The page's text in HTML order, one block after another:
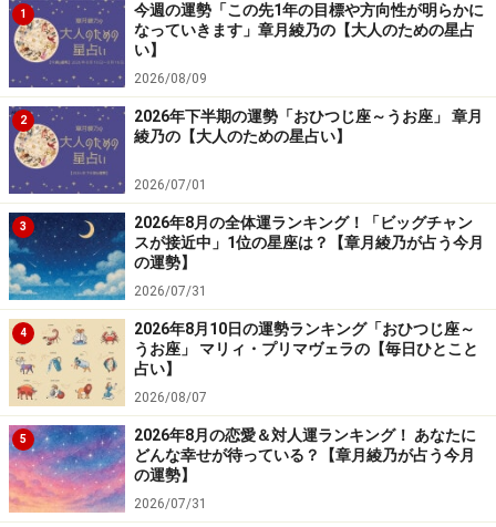
1
今週の運勢「この先1年の目標や方向性が明らかに
なっていきます」章月綾乃の【大人のための星占
い】
2026/08/09
2
2026年下半期の運勢「おひつじ座～うお座」 章月
綾乃の【大人のための星占い】
2026/07/01
3
2026年8月の全体運ランキング！「ビッグチャン
スが接近中」1位の星座は？【章月綾乃が占う今月
の運勢】
2026/07/31
4
2026年8月10日の運勢ランキング「おひつじ座～
うお座」 マリィ・プリマヴェラの【毎日ひとこと
占い】
2026/08/07
5
2026年8月の恋愛＆対人運ランキング！ あなたに
どんな幸せが待っている？【章月綾乃が占う今月
の運勢】
2026/07/31